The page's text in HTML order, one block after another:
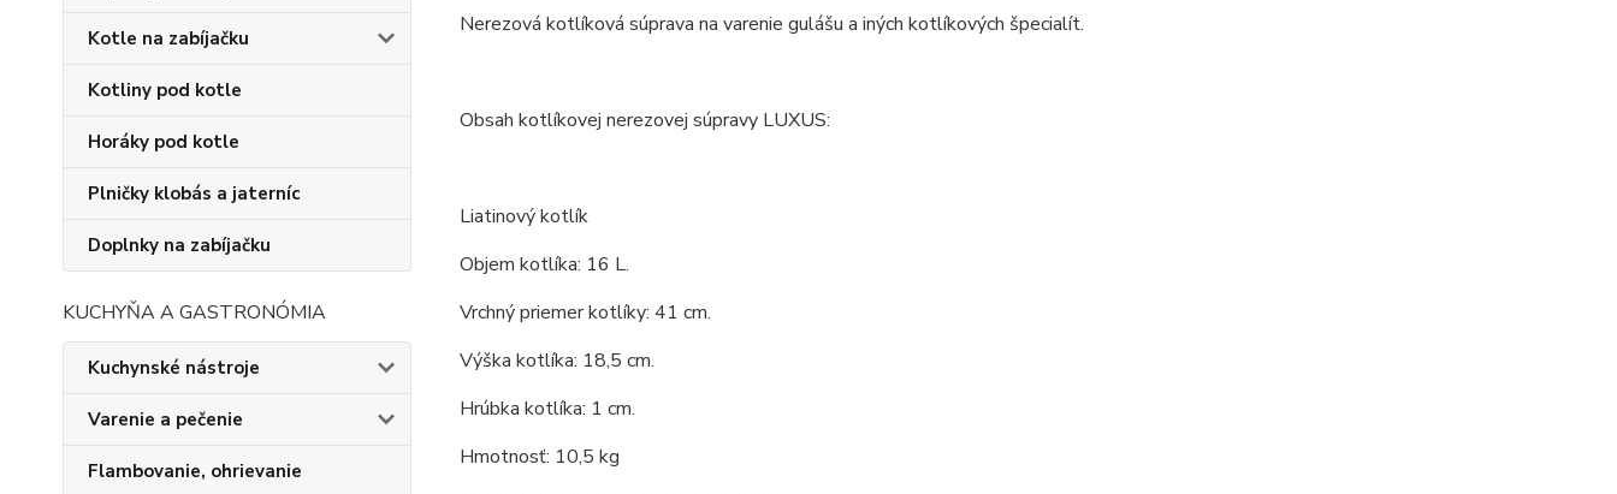
Kotle na zabíjačku
Kotliny pod kotle
Horáky pod kotle
Plničky klobás a jaterníc
Doplnky na zabíjačku
KUCHYŇA A GASTRONÓMIA
Kuchynské nástroje
Varenie a pečenie
Flambovanie, ohrievanie
Nerezová kotlíková súprava na varenie gulášu a iných kotlíkových špecialít.
Obsah kotlíkovej nerezovej súpravy LUXUS:
Liatinový kotlík
Objem kotlíka: 16 L.
Vrchný priemer kotlíky: 41 cm.
Výška kotlíka: 18,5 cm.
Hrúbka kotlíka: 1 cm.
Hmotnosť: 10,5 kg